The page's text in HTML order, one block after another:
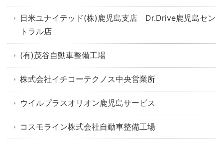
日米ユナイテッド(株)鹿児島支店 Dr.Drive鹿児島セン
トラル店
(有)茂谷自動車整備工場
株式会社イチコーテクノス中央営業所
ウイルプラスオリオン鹿児島サービス
コスモライン株式会社自動車整備工場